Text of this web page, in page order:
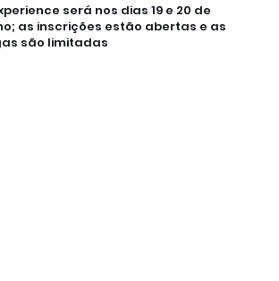
será nos dias 19 e 20 de
as inscrições estão abertas e as
são limitadas